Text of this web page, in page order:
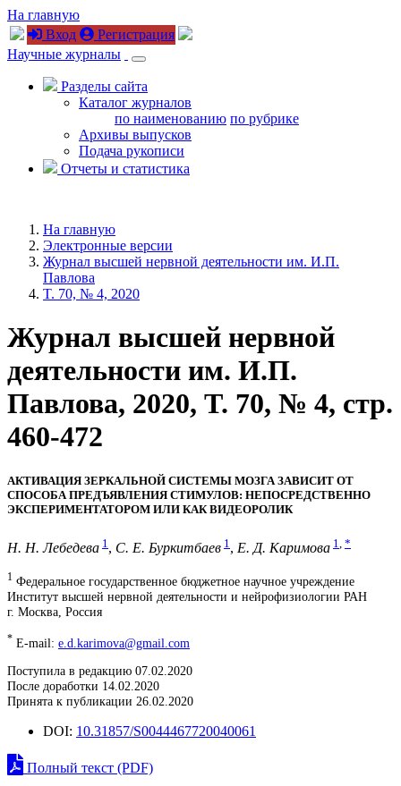
На главную
Вход
Регистрация
Научные журналы
Разделы сайта
Каталог журналов
по наименованию по рубрике
Архивы выпусков
Подача рукописи
Отчеты и статистика
На главную
Электронные версии
Журнал высшей нервной деятельности им. И.П.
Павлова
T. 70, № 4, 2020
Журнал высшей нервной
деятельности им. И.П.
Павлова, 2020, T. 70, № 4, стр.
460-472
АКТИВАЦИЯ ЗЕРКАЛЬНОЙ СИСТЕМЫ МОЗГА ЗАВИСИТ ОТ
СПОСОБА ПРЕДЪЯВЛЕНИЯ СТИМУЛОВ: НЕПОСРЕДСТВЕННО
ЭКСПЕРИМЕНТАТОРОМ ИЛИ КАК ВИДЕОРОЛИК
Н. Н. Лебедева 1 , С. Е. Буркитбаев 1 , Е. Д. Каримова 1 *
1 Федеральное государственное бюджетное научное учреждение
Институт высшей нервной деятельности и нейрофизиологии РАН
г. Москва, Россия
* E-mail: e.d.karimova@gmail.com
Поступила в редакцию 07.02.2020
После доработки 14.02.2020
Принята к публикации 26.02.2020
DOI: 10.31857/S0044467720040061
Полный текст (PDF)